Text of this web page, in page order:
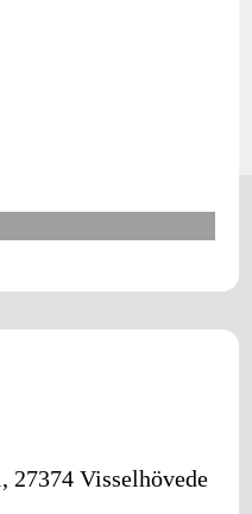
, 27374 Visselhövede